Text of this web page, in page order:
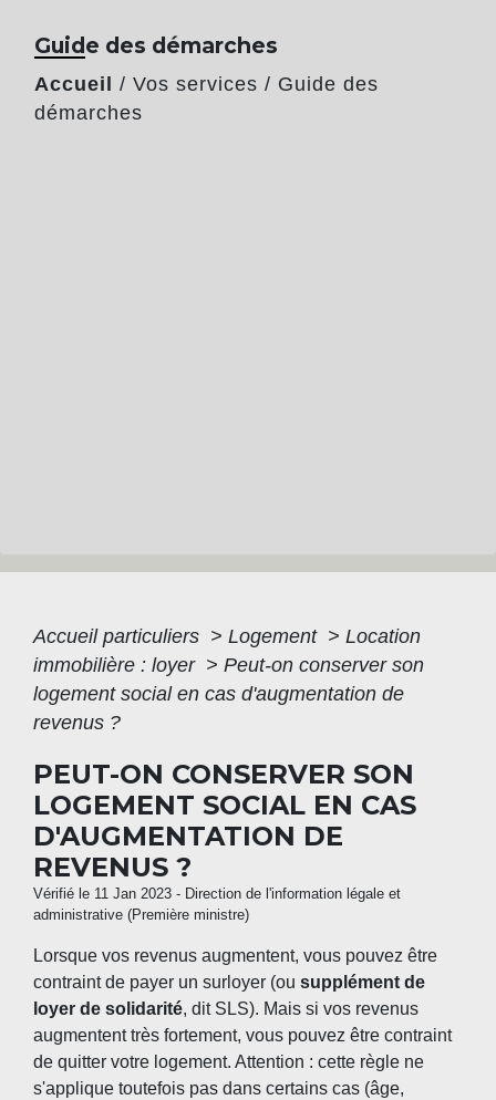
Guide des démarches
Accueil / Vos services / Guide des
démarches
Accueil particuliers > Logement > Location
immobilière : loyer > Peut-on conserver son
logement social en cas d'augmentation de
revenus ?
PEUT-ON CONSERVER SON
LOGEMENT SOCIAL EN CAS
D'AUGMENTATION DE
REVENUS ?
Vérifié le 11 Jan 2023 - Direction de l'information légale et
administrative (Première ministre)
Lorsque vos revenus augmentent, vous pouvez être
contraint de payer un surloyer (ou supplément de
loyer de solidarité, dit SLS). Mais si vos revenus
augmentent très fortement, vous pouvez être contraint
de quitter votre logement. Attention : cette règle ne
s'applique toutefois pas dans certains cas (âge,